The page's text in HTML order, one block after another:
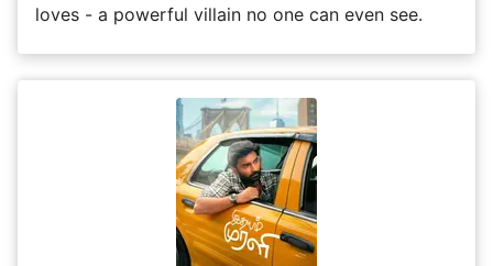
loves - a powerful villain no one can even see.